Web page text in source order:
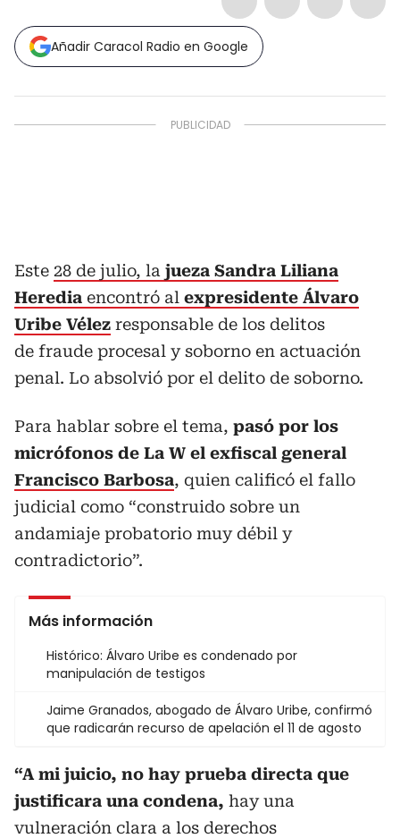
Añadir Caracol Radio en Google
Este 28 de julio, la jueza Sandra Liliana
Heredia encontró al expresidente Álvaro
Uribe Vélez responsable de los delitos
de fraude procesal y soborno en actuación
penal. Lo absolvió por el delito de soborno.
Para hablar sobre el tema, pasó por los
micrófonos de La W el exfiscal general
Francisco Barbosa, quien calificó el fallo
judicial como “construido sobre un
andamiaje probatorio muy débil y
contradictorio”.
Más información
Histórico: Álvaro Uribe es condenado por
manipulación de testigos
Jaime Granados, abogado de Álvaro Uribe, confirmó
que radicarán recurso de apelación el 11 de agosto
“A mi juicio, no hay prueba directa que
justificara una condena, hay una
vulneración clara a los derechos